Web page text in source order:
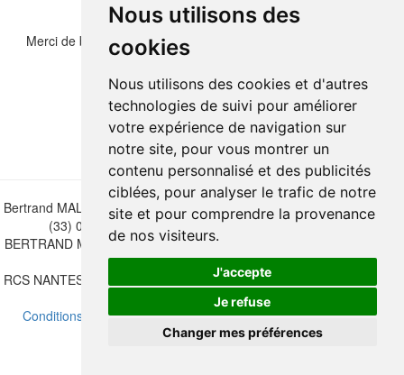
Nous utilisons des
cookies
Nous utilisons des cookies et d'autres
technologies de suivi pour améliorer
votre expérience de navigation sur
notre site, pour vous montrer un
contenu personnalisé et des publicités
ciblées, pour analyser le trafic de notre
site et pour comprendre la provenance
de nos visiteurs.
J'accepte
Je refuse
Changer mes préférences
Merci de bien vouloir recopier les chiffres et lettre ci-dessous :
Bertrand MALVAUX - 22 rue Crébillon, 44000 Nantes - FRANCE - Tél.
(33) 02 40 733 600 — bertrand.malvaux@wanadoo.fr
BERTRAND MALVAUX - ÉDITIONS DU CANONNIER SARL au capital
de 47.000 EUROS
RCS NANTES B 442 295 077 - N° INTRACOMMUNAUTAIRE CEE FR
30 442 295 077
Conditions de vente-Mettre à jour vos préférences de cookies